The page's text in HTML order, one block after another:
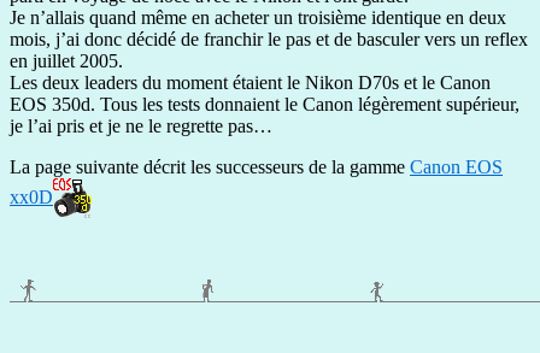
Je n’allais quand même en acheter un troisième identique en deux
mois, j’ai donc décidé de franchir le pas et de basculer vers un reflex
en juillet 2005.
Les deux leaders du moment étaient le Nikon D70s et le Canon
EOS 350d. Tous les tests donnaient le Canon légèrement supérieur,
je l’ai pris et je ne le regrette pas…
La page suivante décrit les successeurs de la gamme Canon EOS
xx0D